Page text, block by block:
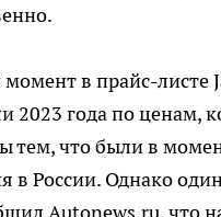
в прайс-листе
2023 года по ценам,
тем, что были в
в России. Однако
Autonews.ru, что